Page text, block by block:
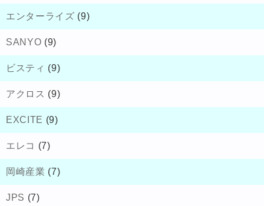
エンターライズ (9)
SANYO (9)
ビスティ (9)
アクロス (9)
EXCITE (9)
エレコ (7)
岡崎産業 (7)
JPS (7)